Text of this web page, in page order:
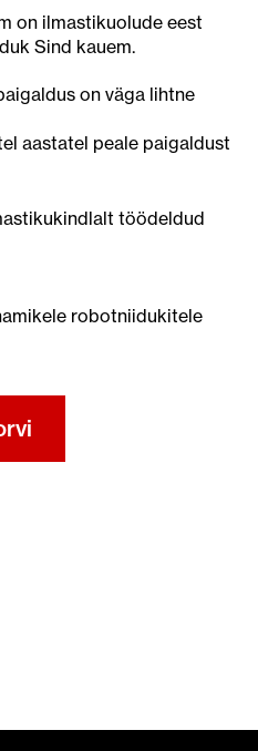
on ilmastikuolude eest
Sind kauem.
on väga lihtne
aastatel peale paigaldust
töödeldud
robotniidukitele